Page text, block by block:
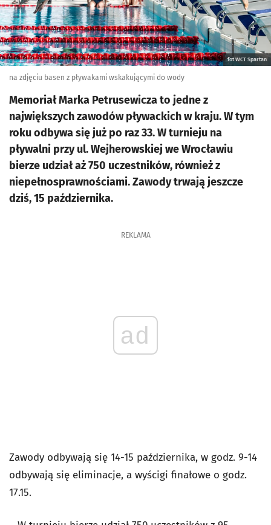
fot WCT Spartan
na zdjęciu basen z pływakami wskakującymi do wody
Memoriał Marka Petrusewicza to jedne z
największych zawodów pływackich w kraju. W tym
roku odbywa się już po raz 33. W turnieju na
pływalni przy ul. Wejherowskiej we Wrocławiu
bierze udział aż 750 uczestników, również z
niepełnosprawnościami. Zawody trwają jeszcze
dziś, 15 października.
REKLAMA
ad
Zawody odbywają się 14-15 października, w godz. 9-14
odbywają się eliminacje, a wyścigi finałowe o godz.
17.15.